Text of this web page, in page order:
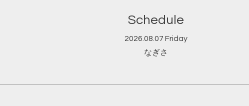
Schedule
2026.08.07 Friday
なぎさ